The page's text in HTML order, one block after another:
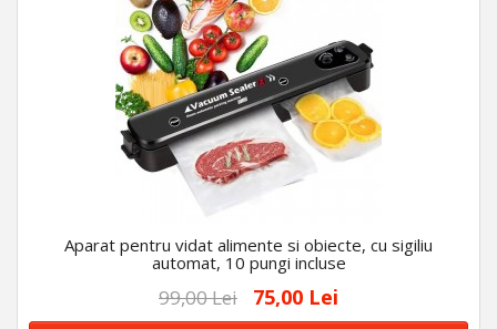
Aparat pentru vidat alimente si obiecte, cu sigiliu
automat, 10 pungi incluse
99,00 Lei 75,00 Lei